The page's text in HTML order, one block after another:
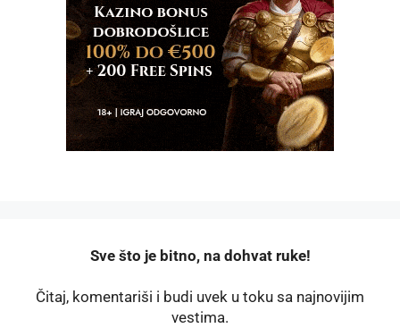
️Sve što je bitno, na dohvat ruke!
Čitaj, komentariši i budi uvek u toku sa najnovijim
vestima.